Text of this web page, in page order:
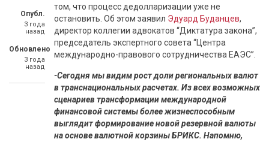
Опубл.
3 года
назад
Обновлено
3 года
назад
том, что процесс дедолларизации уже не
остановить. Об этом заявил Эдуард Буданцев,
директор коллегии адвокатов “Диктатура закона”,
председатель экспертного совета “Центра
международно-правового сотрудничества ЕАЭС”.
-Сегодня мы видим рост доли региональных валют
в транснациональных расчетах. Из всех возможных
сценариев трансформации международной
финансовой системы более жизнеспособным
выглядит формирование новой резервной валюты
на основе валютной корзины БРИКС. Напомню,